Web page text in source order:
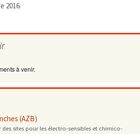
2016.
à venir.
(AZB)
des sites pour les électro-sensibles et chimico-